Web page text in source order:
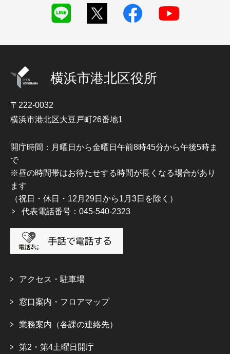
横浜市港北区役所
〒222-0032
横浜市港北区大豆戸町26番地1
開庁時間：月曜日から金曜日午前8時45分から午後5時ま
で
※昼の時間帯はお待たせする時間が長くなる場合があり
ます
（祝日・休日・12月29日から1月3日を除く）
代表電話番号：045-540-2323
アクセス・駐車場
窓口案内・フロアマップ
業務案内（各課の連絡先）
第2・第4土曜日開庁